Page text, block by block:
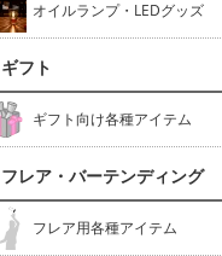
オイルランプ・LEDグッズ
ギフト
ギフト向け各種アイテム
フレア・バーテンディング
フレア用各種アイテム